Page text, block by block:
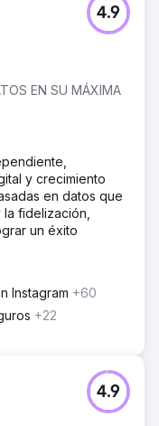
EN SU MÁXIMA
4.9
y crecimiento
en datos que
fidelización,
un éxito
Instagram +60
+22
4.9